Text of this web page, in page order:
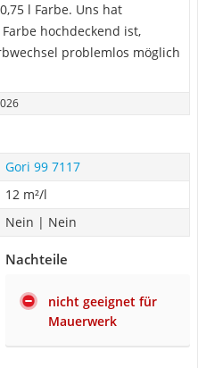
l Farbe. Uns hat
hochdeckend ist,
problemlos möglich
Gori 99 7117
12 m²/l
Nein | Nein
Nachteile
nicht geeignet für
Mauerwerk